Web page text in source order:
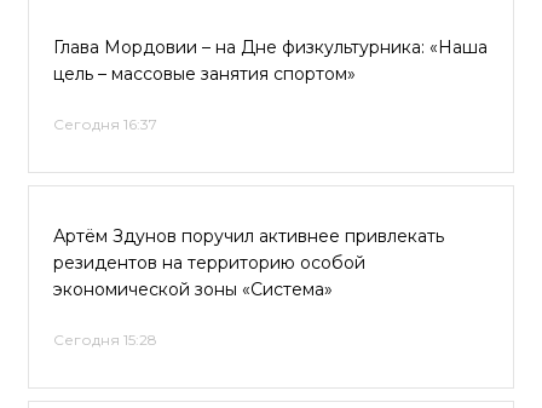
Глава Мордовии – на Дне физкультурника: «Наша
цель – массовые занятия спортом»
Сегодня 16:37
Артём Здунов поручил активнее привлекать
резидентов на территорию особой
экономической зоны «Система»
Сегодня 15:28